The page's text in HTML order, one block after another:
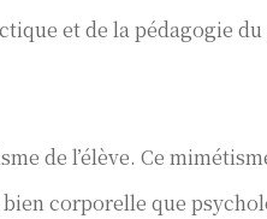
et de la pédagogie
de l’élève. Ce
corporelle que